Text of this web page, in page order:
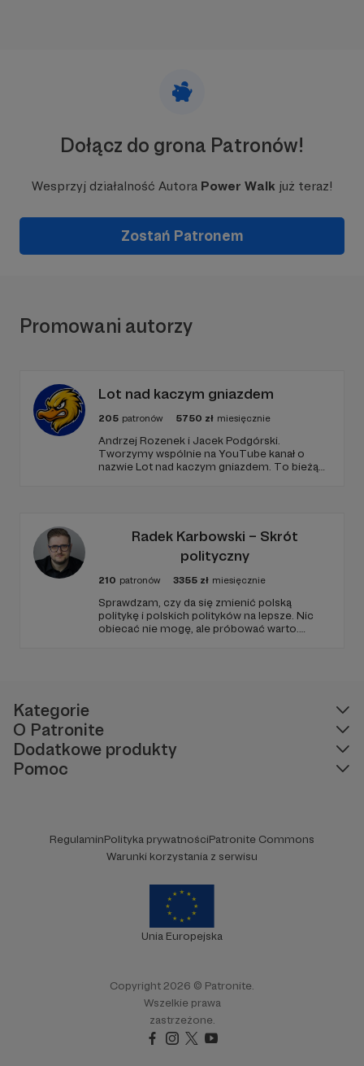
Dołącz do grona Patronów!
Wesprzyj działalność Autora Power Walk już teraz!
Zostań Patronem
Promowani autorzy
Lot nad kaczym gniazdem
205 patronów 5750 zł miesięcznie
Andrzej Rozenek i Jacek Podgórski.
Tworzymy wspólnie na YouTube kanał o
nazwie Lot nad kaczym gniazdem. To bieżący
Radek Karbowski – Skrót
polityczny
210 patronów 3355 zł miesięcznie
Sprawdzam, czy da się zmienić polską
politykę i polskich polityków na lepsze. Nic
obiecać nie mogę, ale próbować warto.
Kategorie
O Patronite
Dodatkowe produkty
Pomoc
RegulaminPolityka prywatnościPatronite Commons
Warunki korzystania z serwisu
Unia Europejska
Copyright 2026 © Patronite.
Wszelkie prawa
zastrzeżone.